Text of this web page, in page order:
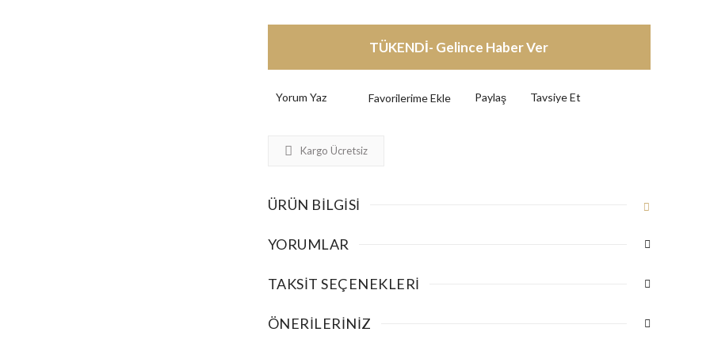
TÜKENDİ- Gelince Haber Ver
Yorum Yaz Paylaş Tavsiye Et
Kargo Ücretsiz
ÜRÜN BILGISI
YORUMLAR
TAKSIT SEÇENEKLERI
ÖNERILERINIZ